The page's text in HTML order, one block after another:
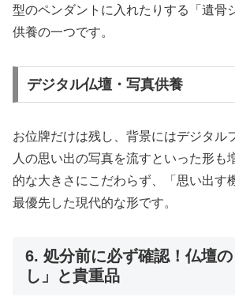
型のペンダントに入れたりする「遺骨
供養の一つです。
デジタル仏壇・写真供養
お位牌だけは残し、背景にはデジタル
人の思い出の写真を流すといった形も
的な大きさにこだわらず、「思い出す
最優先した現代的な形です。
6. 処分前に必ず確認！仏壇
し」と貴重品